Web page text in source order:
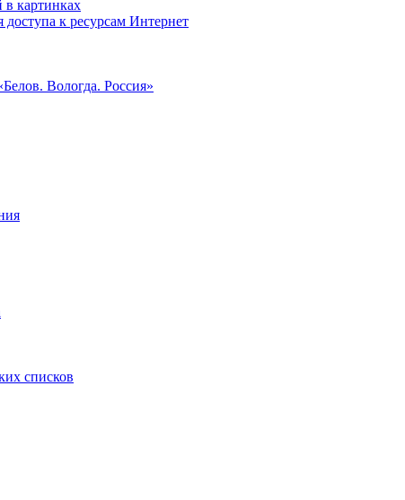
в картинках
доступа к ресурсам Интернет
Вологда. Россия»
списков